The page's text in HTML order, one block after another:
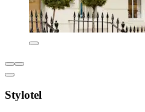
Stylotel